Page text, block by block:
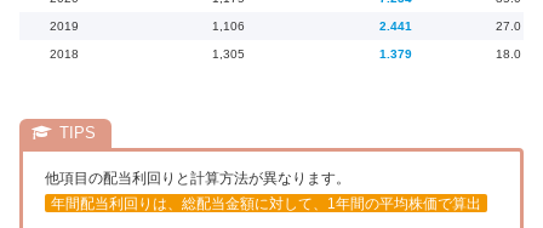
2019 1,106 2.441 27.0
2018 1,305 1.379 18.0
他項目の配当利回りと計算方法が異なります。
年間配当利回りは、総配当金額に対して、1年間の平均株価で算出